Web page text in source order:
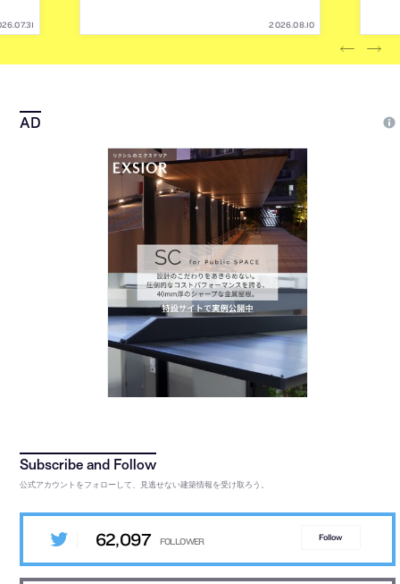
2026.08.10
公式アカウントをフォローして、見逃せない建築情報を受け取ろう。
62,097 Follow